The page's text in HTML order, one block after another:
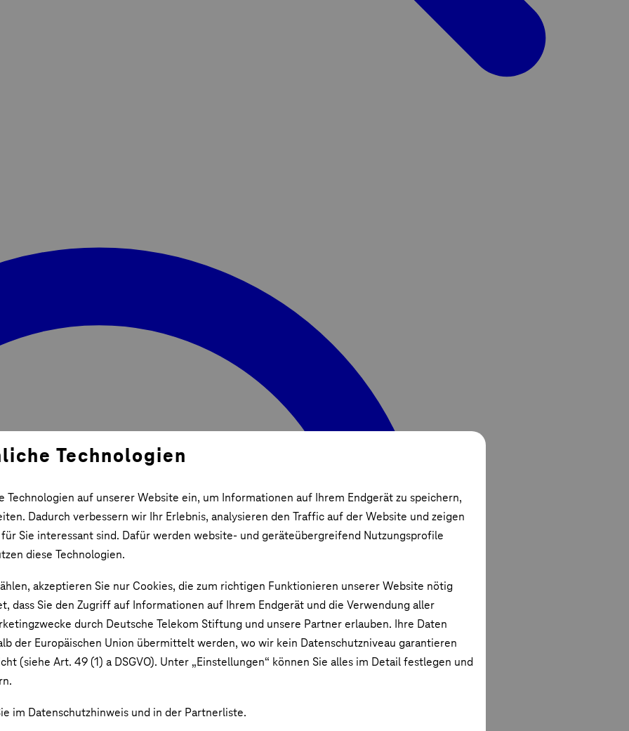
Technologien
Technologien auf unserer Website ein, um Informationen auf Ihrem Endgerät zu speichern,
Dadurch verbessern wir Ihr Erlebnis, analysieren den Traffic auf der Website und zeigen
Sie interessant sind. Dafür werden website- und geräteübergreifend Nutzungsprofile
diese Technologien.
akzeptieren Sie nur Cookies, die zum richtigen Funktionieren unserer Website nötig
dass Sie den Zugriff auf Informationen auf Ihrem Endgerät und die Verwendung aller
durch Deutsche Telekom Stiftung und unsere Partner erlauben. Ihre Daten
der Europäischen Union übermittelt werden, wo wir kein Datenschutzniveau garantieren
(siehe Art. 49 (1) a DSGVO). Unter „Einstellungen“ können Sie alles im Detail festlegen und
im Datenschutzhinweis und in der Partnerliste.